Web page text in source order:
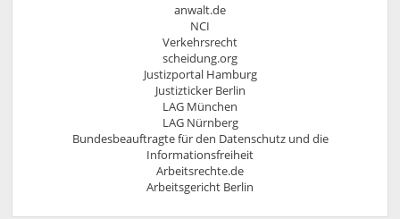
anwalt.de
NCI
Verkehrsrecht
scheidung.org
Justizportal Hamburg
Justizticker Berlin
LAG München
LAG Nürnberg
Bundesbeauftragte für den Datenschutz und die
Informationsfreiheit
Arbeitsrechte.de
Arbeitsgericht Berlin